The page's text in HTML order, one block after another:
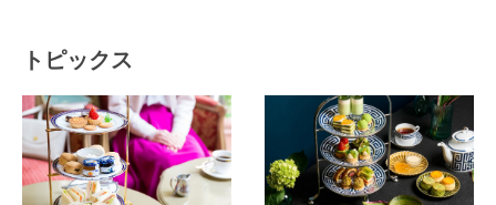
トピックス